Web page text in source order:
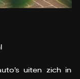
uiten zich in